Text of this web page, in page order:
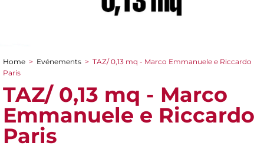
You are here
Home > Evénements > TAZ/ 0,13 mq - Marco Emmanuele e Riccardo
Paris
TAZ/ 0,13 mq - Marco
Emmanuele e Riccardo
Paris